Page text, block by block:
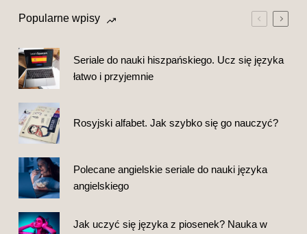
Popularne wpisy
Seriale do nauki hiszpańskiego. Ucz się języka
łatwo i przyjemnie
Rosyjski alfabet. Jak szybko się go nauczyć?
Polecane angielskie seriale do nauki języka
angielskiego
Jak uczyć się języka z piosenek? Nauka w